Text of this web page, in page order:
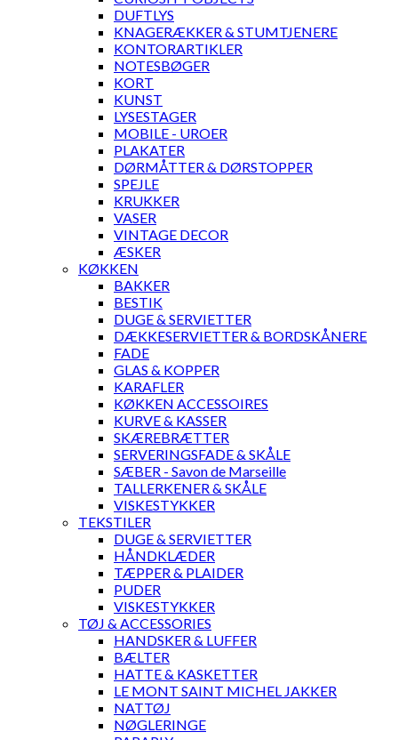
DUFTLYS
KNAGERÆKKER & STUMTJENERE
KONTORARTIKLER
NOTESBØGER
KORT
KUNST
LYSESTAGER
MOBILE - UROER
PLAKATER
DØRMÅTTER & DØRSTOPPER
SPEJLE
KRUKKER
VASER
VINTAGE DECOR
ÆSKER
KØKKEN
BAKKER
BESTIK
DUGE & SERVIETTER
DÆKKESERVIETTER & BORDSKÅNERE
FADE
GLAS & KOPPER
KARAFLER
KØKKEN ACCESSOIRES
KURVE & KASSER
SKÆREBRÆTTER
SERVERINGSFADE & SKÅLE
SÆBER - Savon de Marseille
TALLERKENER & SKÅLE
VISKESTYKKER
TEKSTILER
DUGE & SERVIETTER
HÅNDKLÆDER
TÆPPER & PLAIDER
PUDER
VISKESTYKKER
TØJ & ACCESSORIES
HANDSKER & LUFFER
BÆLTER
HATTE & KASKETTER
LE MONT SAINT MICHEL JAKKER
NATTØJ
NØGLERINGE